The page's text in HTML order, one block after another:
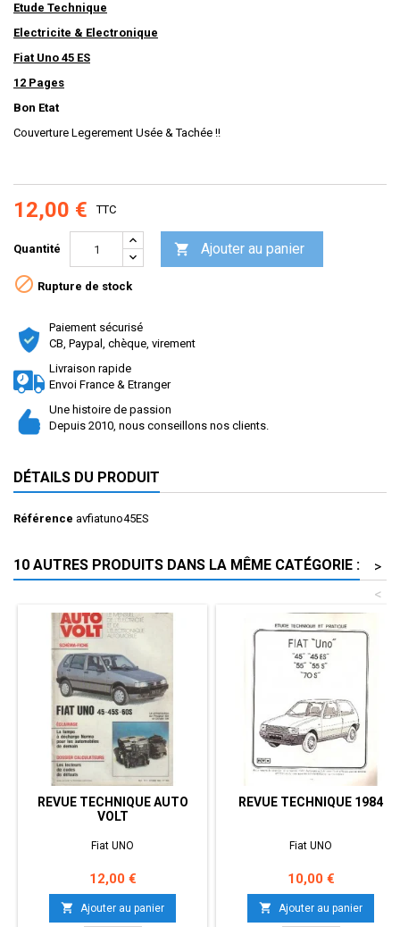
Etude Technique
Electricite & Electronique
Fiat Uno 45 ES
12 Pages
Bon Etat
Couverture Legerement Usée & Tachée !!
12,00 € TTC
Quantité  Ajouter au panier
 Rupture de stock
Paiement sécurisé
CB, Paypal, chèque, virement
Livraison rapide
Envoi France & Etranger
Une histoire de passion
Depuis 2010, nous conseillons nos clients.
DÉTAILS DU PRODUIT
Référence avfiatuno45ES
10 AUTRES PRODUITS DANS LA MÊME CATÉGORIE :
>
<
REVUE TECHNIQUE AUTO
VOLT
Fiat UNO
Prix
12,00 €
 Ajouter au panier
REVUE TECHNIQUE 1984
Fiat UNO
Prix
10,00 €
 Ajouter au panier